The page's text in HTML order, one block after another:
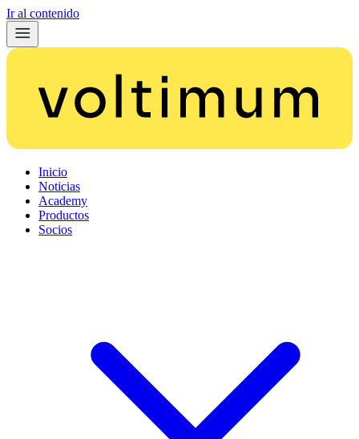
Ir al contenido
Inicio
Noticias
Academy
Productos
Socios